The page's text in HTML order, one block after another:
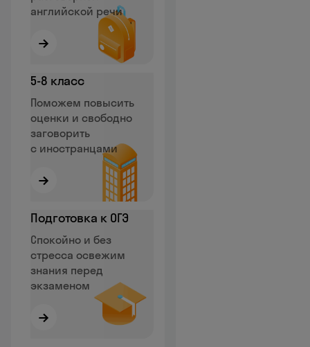
английской речи
→
5‑8 класс
Поможем повысить
оценки и свободно
заговорить
с иностранцами
→
Подготовка к ОГЭ
Спокойно и без
стресса освежим
знания перед
экзаменом
→